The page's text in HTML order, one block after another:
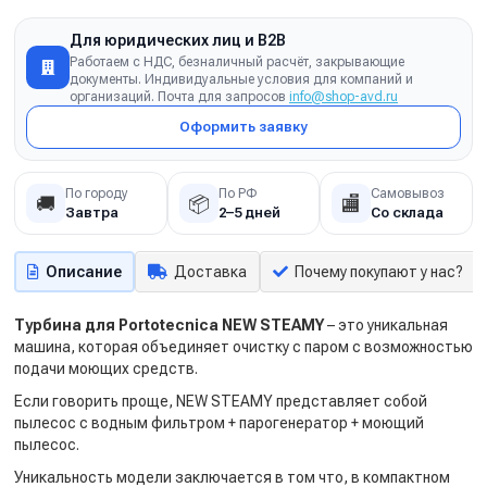
Для юридических лиц и B2B
Работаем с НДС, безналичный расчёт, закрывающие
документы. Индивидуальные условия для компаний и
организаций. Почта для запросов info@shop-avd.ru
Оформить заявку
🚚 По городу
Завтра 📦 По РФ
2–5 дней 🏬 Самовывоз
Со склада
Описание Доставка Почему покупают у нас?
Турбина для Portotecnica NEW STEAMY– это уникальная
машина, которая объединяет очистку с паром с возможностью
подачи моющих средств.
Если говорить проще, NEW STEAMY представляет собой
пылесос с водным фильтром + парогенератор + моющий
пылесос.
Уникальность модели заключается в том что, в компактном